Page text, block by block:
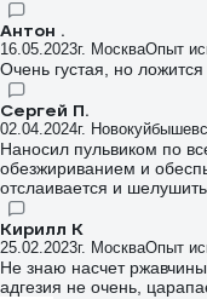
Антон .
16.05.2023г. МоскваОпыт
Очень густая, но
Сергей П.
02.04.2024г.
Наносил пульвиком по
обезжириванием и
отслаивается и
Кирилл К
25.02.2023г. МоскваОпыт
Не знаю насчет
адгезия не очень,